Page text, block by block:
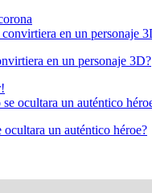
en un personaje 3D?
ocultara un auténtico héroe?